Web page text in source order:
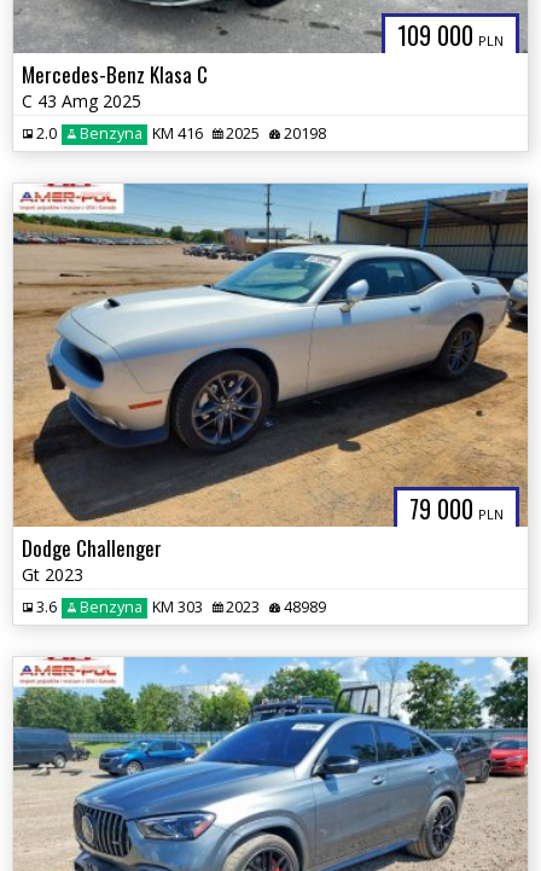
109 000 PLN
Mercedes-Benz Klasa C
C 43 Amg 2025
2.0 Benzyna KM 416 2025 20198
79 000 PLN
Dodge Challenger
Gt 2023
3.6 Benzyna KM 303 2023 48989